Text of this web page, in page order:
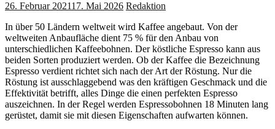
26. Februar 202117. Mai 2026 Redaktion
In über 50 Ländern weltweit wird Kaffee angebaut. Von der
weltweiten Anbaufläche dient 75 % für den Anbau von
unterschiedlichen Kaffeebohnen. Der köstliche Espresso kann aus
beiden Sorten produziert werden. Ob der Kaffee die Bezeichnung
Espresso verdient richtet sich nach der Art der Röstung. Nur die
Röstung ist ausschlaggebend was den kräftigen Geschmack und die
Effektivität betrifft, alles Dinge die einen perfekten Espresso
auszeichnen. In der Regel werden Espressobohnen 18 Minuten lang
gerüstet, damit sie mit diesen Eigenschaften aufwarten können.